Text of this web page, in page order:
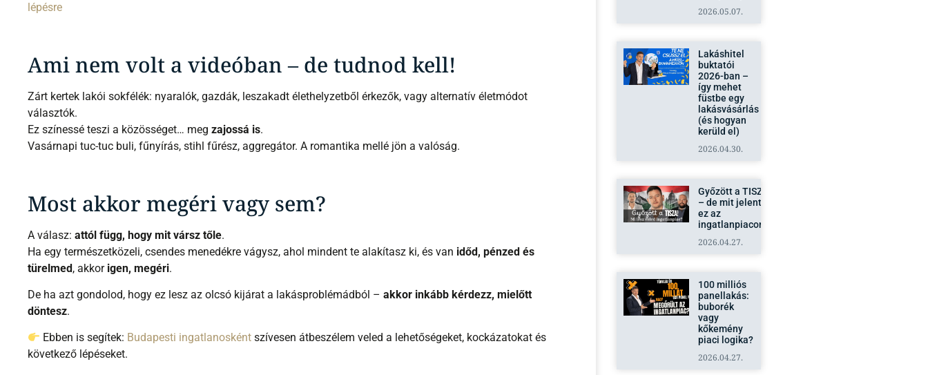
lépésre
Ami nem volt a videóban – de tudnod kell!
Zárt kertek lakói sokfélék: nyaralók, gazdák, leszakadt élethelyzetből érkezők, vagy alternatív életmódot
választók.
Ez színessé teszi a közösséget… meg zajossá is.
Vasárnapi tuc-tuc buli, fűnyírás, stihl fűrész, aggregátor. A romantika mellé jön a valóság.
Most akkor megéri vagy sem?
A válasz: attól függ, hogy mit vársz tőle.
Ha egy természetközeli, csendes menedékre vágysz, ahol mindent te alakítasz ki, és van időd, pénzed és
türelmed, akkor igen, megéri.
De ha azt gondolod, hogy ez lesz az olcsó kijárat a lakásproblémádból – akkor inkább kérdezz, mielőtt
döntesz.
Ebben is segítek: Budapesti ingatlanosként szívesen átbeszélem veled a lehetőségeket, kockázatokat és
következő lépéseket.
2026.05.07.
Lakáshitel
buktatói
2026-ban –
így mehet
füstbe egy
lakásvásárlás
(és hogyan
kerüld el)
2026.04.30.
Győzött a TISZA
– de mit jelent
ez az
ingatlanpiacon?
2026.04.27.
100 milliós
panellakás:
buborék
vagy
kőkemény
piaci logika?
2026.04.27.